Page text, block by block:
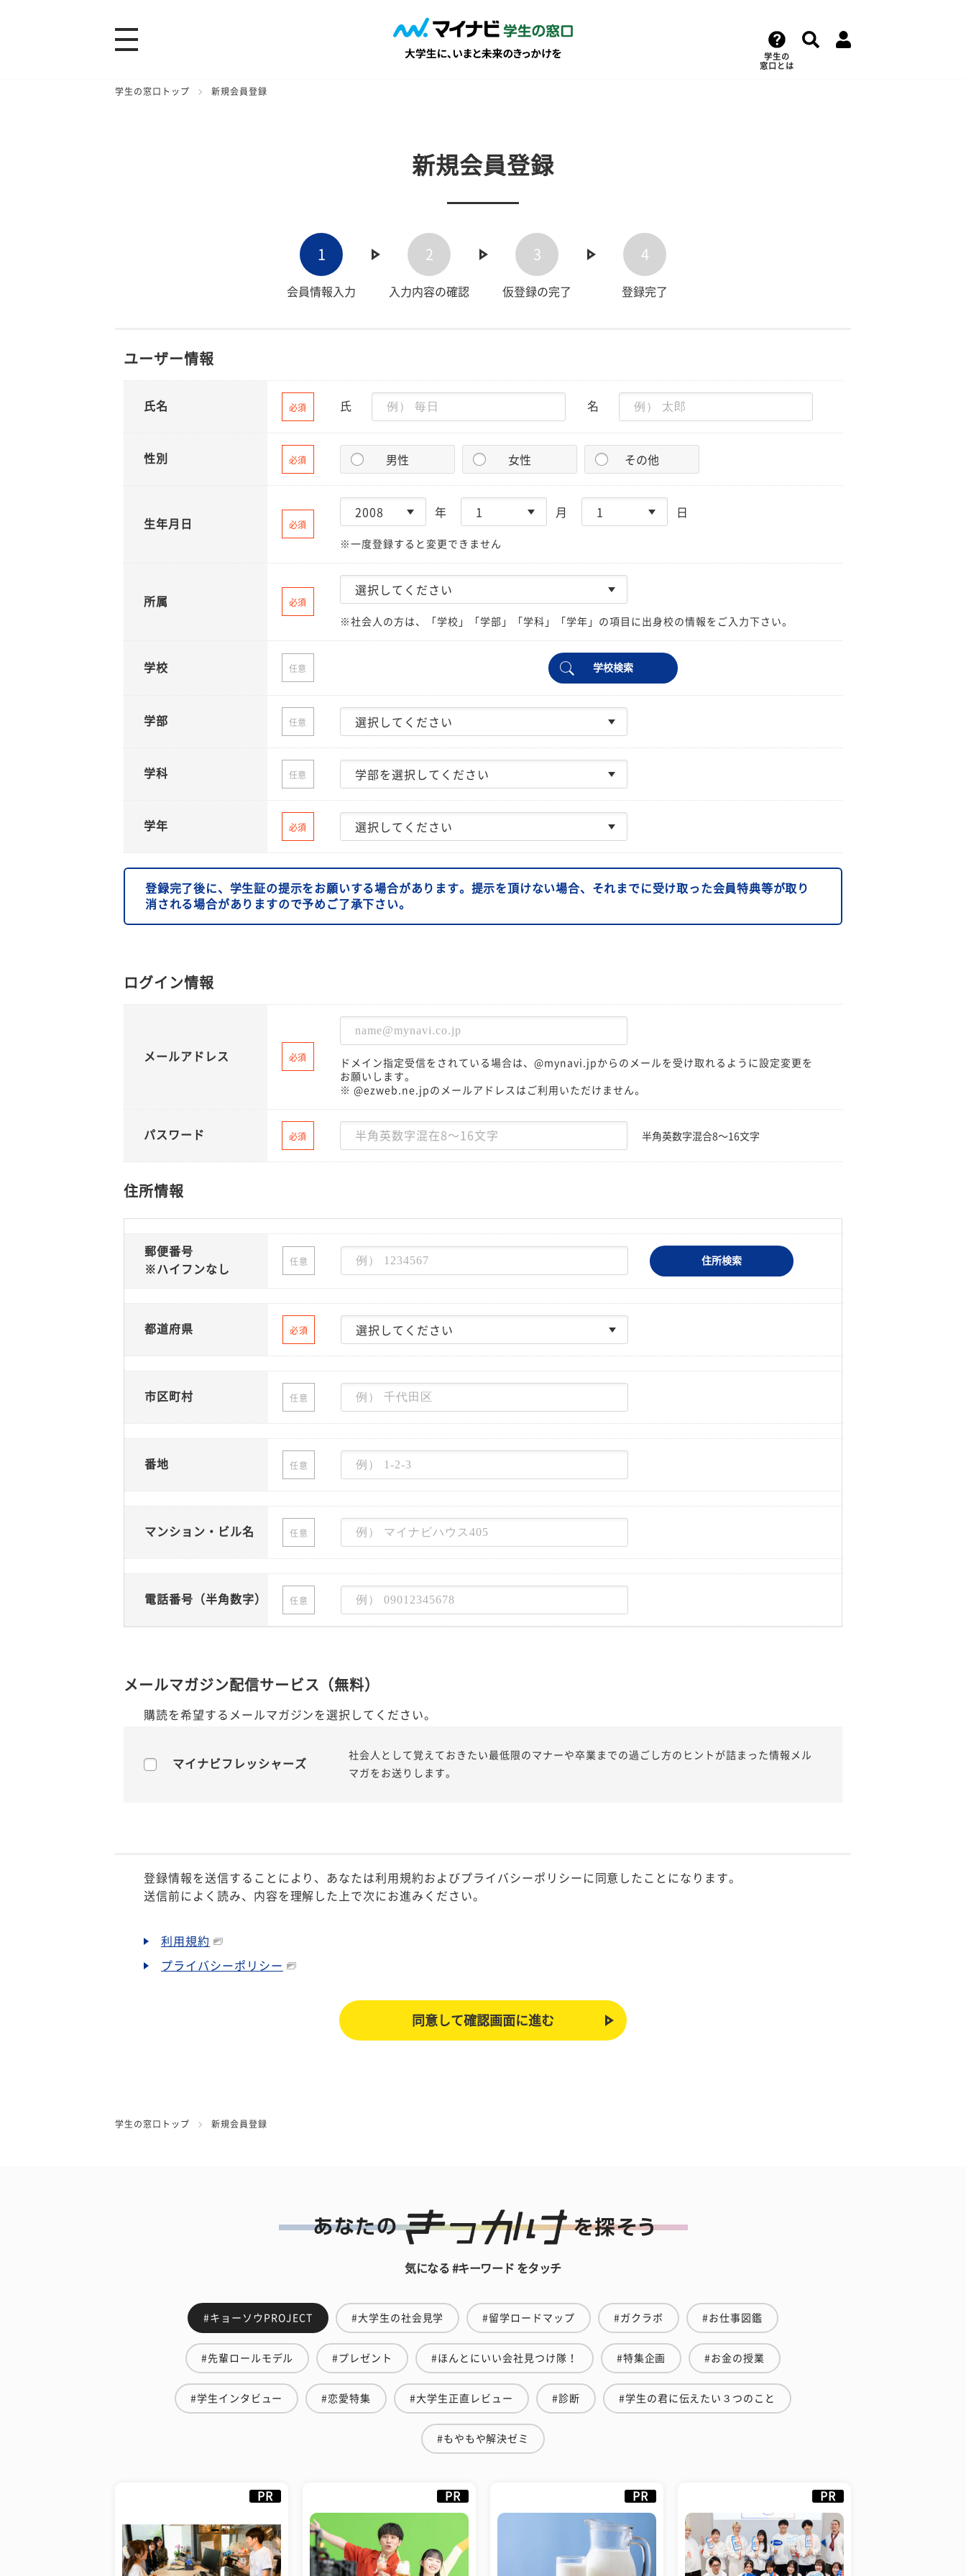
学生の
窓口とは
学生の窓口トップ 新規会員登録
新規会員登録
1
会員情報入力
2
入力内容の確認
3
仮登録の完了
4
登録完了
ユーザー情報
氏名 必須 氏 名
性別 必須 男性 女性 その他
生年月日 必須
年 月 日
※一度登録すると変更できません
所属 必須
※社会人の方は、「学校」「学部」「学科」「学年」の項目に出身校の情報をご入力下さい。
学校 任意 学校検索
学部 任意
学科 任意
学年 必須
登録完了後に、学生証の提示をお願いする場合があります。提示を頂けない場合、それまでに受け取った会員特典等が取り
消される場合がありますので予めご了承下さい。
ログイン情報
メールアドレス 必須
ドメイン指定受信をされている場合は、@mynavi.jpからのメールを受け取れるように設定変更を
お願いします。
※ @ezweb.ne.jpのメールアドレスはご利用いただけません。
パスワード 必須 半角英数字混合8〜16文字
住所情報
郵便番号
※ハイフンなし
任意 住所検索
都道府県 必須
市区町村 任意
番地 任意
マンション・ビル名 任意
電話番号（半角数字） 任意
メールマガジン配信サービス（無料）
購読を希望するメールマガジンを選択してください。
マイナビフレッシャーズ
社会人として覚えておきたい最低限のマナーや卒業までの過ごし方のヒントが詰まった情報メル
マガをお送りします。
登録情報を送信することにより、あなたは利用規約およびプライバシーポリシーに同意したことになります。
送信前によく読み、内容を理解した上で次にお進みください。
利用規約
プライバシーポリシー
学生の窓口トップ 新規会員登録
気になる #キーワード をタッチ
#キョーソウPROJECT #大学生の社会見学 #留学ロードマップ #ガクラボ #お仕事図鑑
#先輩ロールモデル #プレゼント #ほんとにいい会社見つけ隊！ #特集企画 #お金の授業
#学生インタビュー #恋愛特集 #大学生正直レビュー #診断 #学生の君に伝えたい３つのこと
#もやもや解決ゼミ
PR PR PR PR